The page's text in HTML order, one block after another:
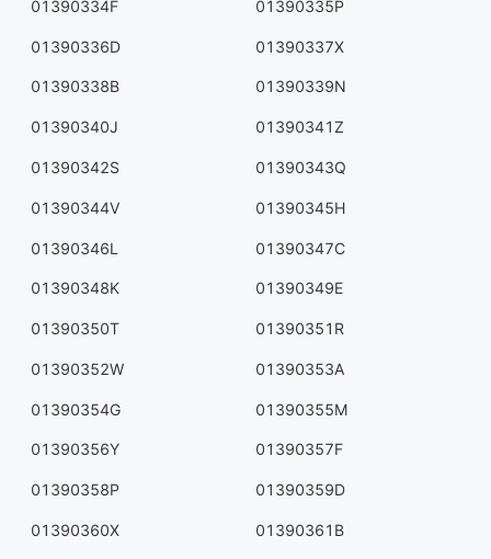
01390334F 01390335P
01390336D 01390337X
01390338B 01390339N
01390340J 01390341Z
01390342S 01390343Q
01390344V 01390345H
01390346L 01390347C
01390348K 01390349E
01390350T 01390351R
01390352W 01390353A
01390354G 01390355M
01390356Y 01390357F
01390358P 01390359D
01390360X 01390361B